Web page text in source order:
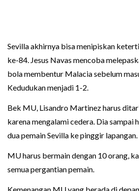
Sevilla akhirnya bisa menipiskan
ke-84. Jesus Navas mencoba
bola membentur Malacia sebelum
Kedudukan menjadi 1-2.
Bek MU, Lisandro Martinez harus
karena mengalami cedera. Dia sampai
dua pemain Sevilla ke pinggir lapangan.
MU harus bermain dengan 10 orang,
semua pergantian pemain.